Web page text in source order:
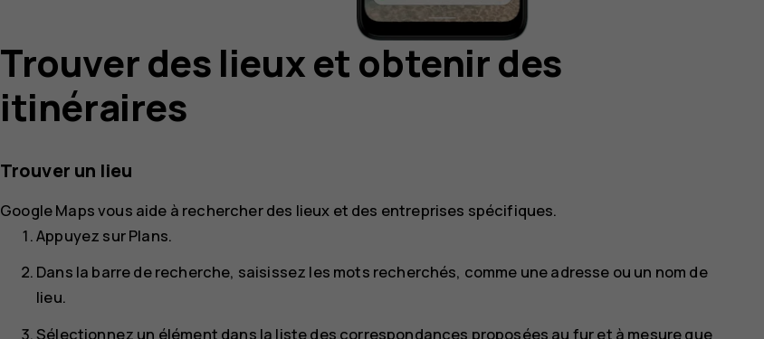
Trouver des lieux et obtenir des
itinéraires
Trouver un lieu
Google Mapsvous aide à rechercher des lieux et des entreprises spécifiques.
Appuyez surPlans.
Dans la barre de recherche, saisissez les mots recherchés, comme une adresse ou un nom de
lieu.
Sélectionnez un élément dans la liste des correspondances proposées au fur et à mesure que